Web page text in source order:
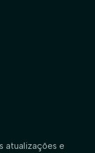
atualizações e